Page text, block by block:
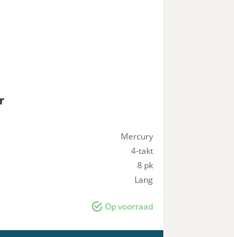
Mercury
4-takt
8 pk
Lang
Op voorraad